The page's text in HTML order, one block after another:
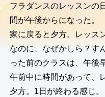
フラダンスのレッスンの
間が午後からになった。
家に戻ると夕方。レッス
なのに、なぜかしら？す
った前のクラスは、午後
午前中に時間があって、
夕方。1日が終わる感じ。